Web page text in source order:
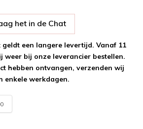
het in de Chat
een langere levertijd. Vanaf 11
weer bij onze leverancier bestellen.
hebben ontvangen, verzenden wij
enkele werkdagen.